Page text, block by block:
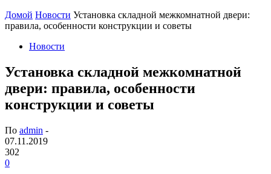
Домой Новости Установка складной межкомнатной двери:
правила, особенности конструкции и советы
Новости
Установка складной межкомнатной
двери: правила, особенности
конструкции и советы
По admin -
07.11.2019
302
0